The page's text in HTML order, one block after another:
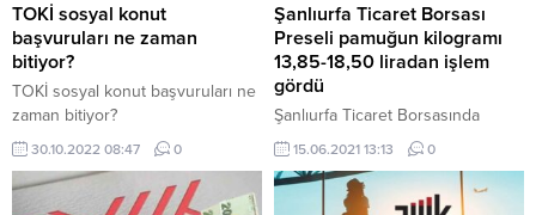
TOKİ sosyal konut
başvuruları ne zaman
bitiyor?
TOKİ sosyal konut başvuruları ne
zaman bitiyor?
30.10.2022 08:47 0
Şanlıurfa Ticaret Borsası
Preseli pamuğun kilogramı
13,85-18,50 liradan işlem
gördü
Şanlıurfa Ticaret Borsasında
preseli pamuğun kilogramı 13,85-
18,50 liradan satıldı.
15.06.2021 13:13 0